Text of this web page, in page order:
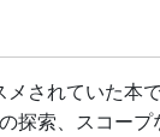
されていた本
探索、スコー